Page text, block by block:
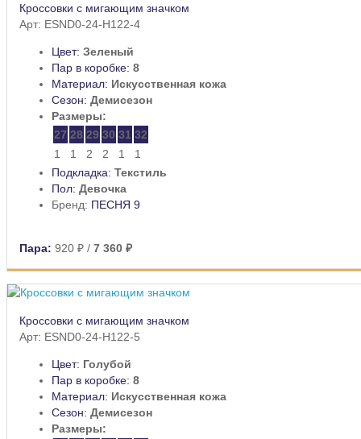
Кроссовки с мигающим значком
Арт: ESND0-24-H122-4
Цвет: Зеленый
Пар в коробке: 8
Материал: Искусственная кожа
Сезон: Демисезон
Размеры:
27 28 29 30 31 32
1
1 2 2 1
1
Подкладка: Текстиль
Пол: Девочка
Бренд: ПЕСНЯ 9
Пара: 920 ₽ / 7 360 ₽
Кроссовки с мигающим значком
Арт: ESND0-24-H122-5
Цвет: Голубой
Пар в коробке: 8
Материал: Искусственная кожа
Сезон: Демисезон
Размеры: